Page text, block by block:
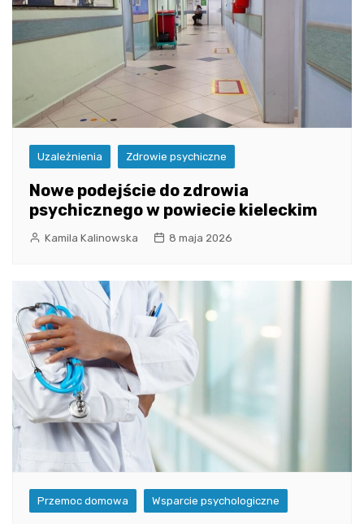
Uzależnienia Zdrowie psychiczne
Nowe podejście do zdrowia
psychicznego w powiecie kieleckim
Kamila Kalinowska 8 maja 2026
Przemoc domowa Wsparcie psychologiczne